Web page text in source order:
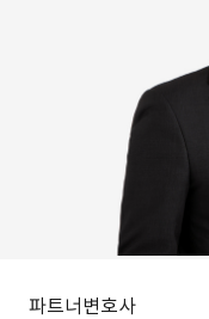
파트너변호사